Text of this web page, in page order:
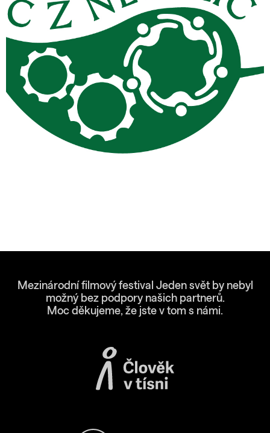
Mezinárodní filmový festival Jeden svět by nebyl
možný bez podpory našich partnerů.
Moc děkujeme, že jste v tom s námi.